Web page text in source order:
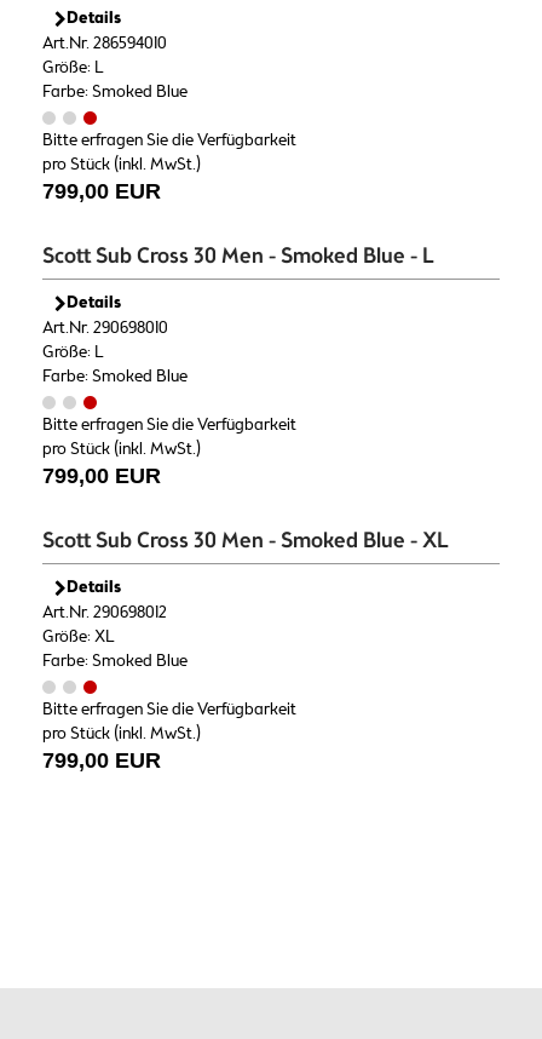
Details
Art.Nr. 286594010
Größe: L
Farbe: Smoked Blue
Bitte erfragen Sie die Verfügbarkeit
pro Stück (inkl. MwSt.)
799,00 EUR
Scott Sub Cross 30 Men - Smoked Blue - L
Details
Art.Nr. 290698010
Größe: L
Farbe: Smoked Blue
Bitte erfragen Sie die Verfügbarkeit
pro Stück (inkl. MwSt.)
799,00 EUR
Scott Sub Cross 30 Men - Smoked Blue - XL
Details
Art.Nr. 290698012
Größe: XL
Farbe: Smoked Blue
Bitte erfragen Sie die Verfügbarkeit
pro Stück (inkl. MwSt.)
799,00 EUR